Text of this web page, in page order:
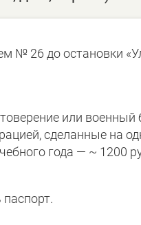
№ 26 до остановки
или
сделанные на
года — ~ 1200